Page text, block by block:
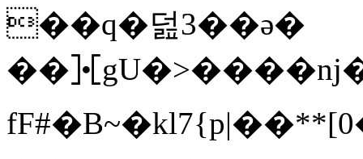
��q�덢3��ə�